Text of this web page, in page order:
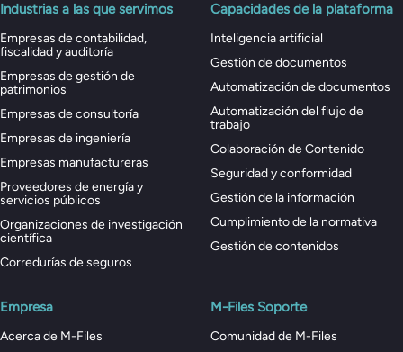
Industrias a las que servimos
Empresas de contabilidad,
fiscalidad y auditoría
Empresas de gestión de
patrimonios
Empresas de consultoría
Empresas de ingeniería
Empresas manufactureras
Proveedores de energía y
servicios públicos
Organizaciones de investigación
científica
Corredurías de seguros
Capacidades de la plataforma
Inteligencia artificial
Gestión de documentos
Automatización de documentos
Automatización del flujo de
trabajo
Colaboración de Contenido
Seguridad y conformidad
Gestión de la información
Cumplimiento de la normativa
Gestión de contenidos
Empresa
Acerca de M-Files
M-Files Soporte
Comunidad de M-Files